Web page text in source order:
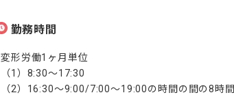
勤務時間
変形労働1ヶ月単位
（1）8:30～17:30
（2）16:30～9:00/7:00～19:00の時間の間の8時間